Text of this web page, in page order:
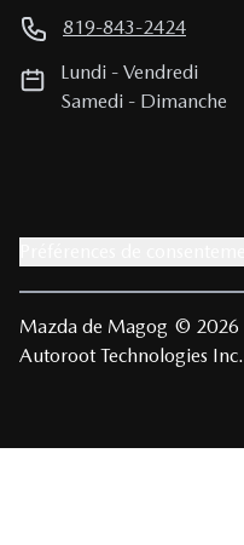
819-843-2424
Lundi -Vendredi
Samedi - Dimanche
Mazda de Magog © 2026
Autoroot Technologies Inc.